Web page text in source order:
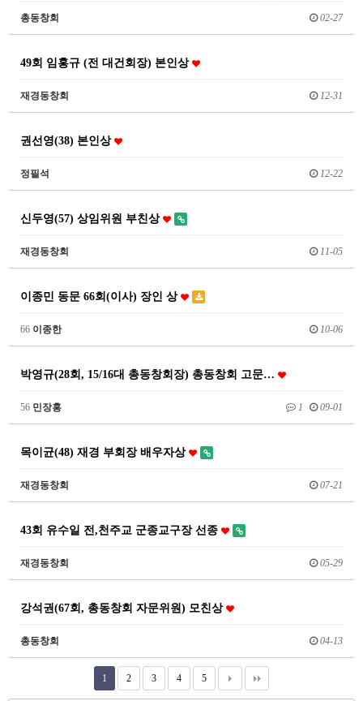
총동창회 02-27
49회 임홍규 (전 대건회장) 본인상
재경동창회 12-31
권선영(38) 본인상
정필석 12-22
신두영(57) 상임위원 부친상
재경동창회 11-05
이종민 동문 66회(이사) 장인 상
66 이종한 10-06
박영규(28회, 15/16대 총동창회장) 총동창회 고문…
56 민장홍 1 09-01
목이균(48) 재경 부회장 배우자상
재경동창회 07-21
43회 유수일 전,천주교 군종교구장 선종
재경동창회 05-29
강석권(67회, 총동창회 자문위원) 모친상
총동창회 04-13
1 2 3 4 5